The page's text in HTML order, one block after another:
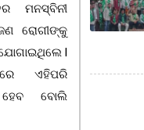
ମନସ୍ବିନୀ
ରୋଗୀଙ୍କୁ
l
ଏହିପରି
ହେବ ବୋଲି